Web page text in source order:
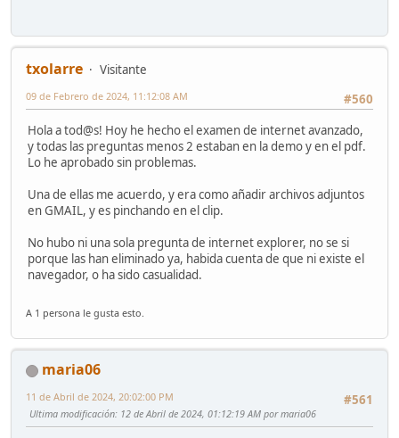
txolarre
Visitante
#560
09 de Febrero de 2024, 11:12:08 AM
Hola a tod@s! Hoy he hecho el examen de internet avanzado,
y todas las preguntas menos 2 estaban en la demo y en el pdf.
Lo he aprobado sin problemas.
Una de ellas me acuerdo, y era como añadir archivos adjuntos
en GMAIL, y es pinchando en el clip.
No hubo ni una sola pregunta de internet explorer, no se si
porque las han eliminado ya, habida cuenta de que ni existe el
navegador, o ha sido casualidad.
A 1 persona le gusta esto.
maria06
#561
11 de Abril de 2024, 20:02:00 PM
Ultima modificación: 12 de Abril de 2024, 01:12:19 AM por maria06